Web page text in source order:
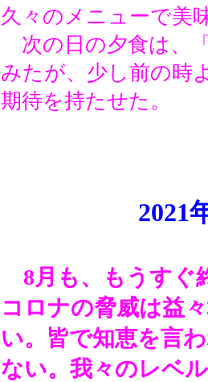
久々のメニューで美
次の日の夕食は、
みたが、少し前の時
期待を持たせた。
2021
8月も、もうすぐ
コロナの脅威は益
い。皆で知恵を言
ない。我々のレベ